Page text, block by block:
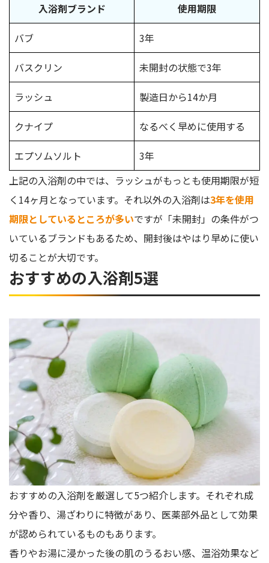
入浴剤ブランド
使用期限
バブ 3年
バスクリン 未開封の状態で3年
ラッシュ 製造日から14か月
クナイプ なるべく早めに使用する
エプソムソルト
3年
上記の入浴剤の中では、ラッシュがもっとも使用期限が短
く14ヶ月となっています。それ以外の入浴剤は3年を使用
期限としているところが多いですが「未開封」の条件がつ
いているブランドもあるため、開封後はやはり早めに使い
切ることが大切です。
おすすめの入浴剤5選
おすすめの入浴剤を厳選して5つ紹介します。それぞれ成
分や香り、湯ざわりに特徴があり、医薬部外品として効果
が認められているものもあります。
香りやお湯に浸かった後の肌のうるおい感、温浴効果など